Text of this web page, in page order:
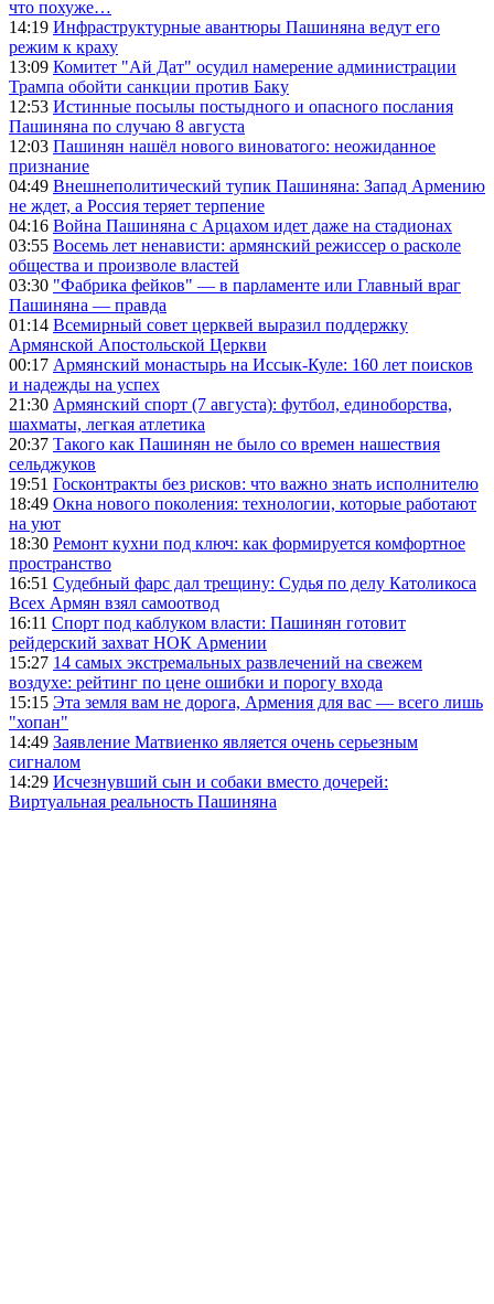
что похуже…
14:19 Инфраструктурные авантюры Пашиняна ведут его
режим к краху
13:09 Комитет "Ай Дат" осудил намерение администрации
Трампа обойти санкции против Баку
12:53 Истинные посылы постыдного и опасного послания
Пашиняна по случаю 8 августа
12:03 Пашинян нашёл нового виноватого: неожиданное
признание
04:49 Внешнеполитический тупик Пашиняна: Запад Армению
не ждет, а Россия теряет терпение
04:16 Война Пашиняна с Арцахом идет даже на стадионах
03:55 Восемь лет ненависти: армянский режиссер о расколе
общества и произволе властей
03:30 "Фабрика фейков" — в парламенте или Главный враг
Пашиняна — правда
01:14 Всемирный совет церквей выразил поддержку
Армянской Апостольской Церкви
00:17 Армянский монастырь на Иссык-Куле: 160 лет поисков
и надежды на успех
21:30 Армянский спорт (7 августа): футбол, единоборства,
шахматы, легкая атлетика
20:37 Такого как Пашинян не было со времен нашествия
сельджуков
19:51 Госконтракты без рисков: что важно знать исполнителю
18:49 Окна нового поколения: технологии, которые работают
на уют
18:30 Ремонт кухни под ключ: как формируется комфортное
пространство
16:51 Судебный фарс дал трещину: Судья по делу Католикоса
Всех Армян взял самоотвод
16:11 Спорт под каблуком власти: Пашинян готовит
рейдерский захват НОК Армении
15:27 14 самых экстремальных развлечений на свежем
воздухе: рейтинг по цене ошибки и порогу входа
15:15 Эта земля вам не дорога, Армения для вас — всего лишь
"хопан"
14:49 Заявление Матвиенко является очень серьезным
сигналом
14:29 Исчезнувший сын и собаки вместо дочерей:
Виртуальная реальность Пашиняна